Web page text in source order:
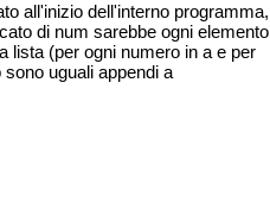
all'inizio dell'interno programma,
di num sarebbe ogni elemento
lista (per ogni numero in a e per
uguali appendi a